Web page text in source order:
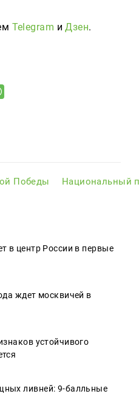
Telegram иДзен.
Победы Национальный
в центр России в первые
ждет москвичей в
устойчивого
ливней: 9-балльные